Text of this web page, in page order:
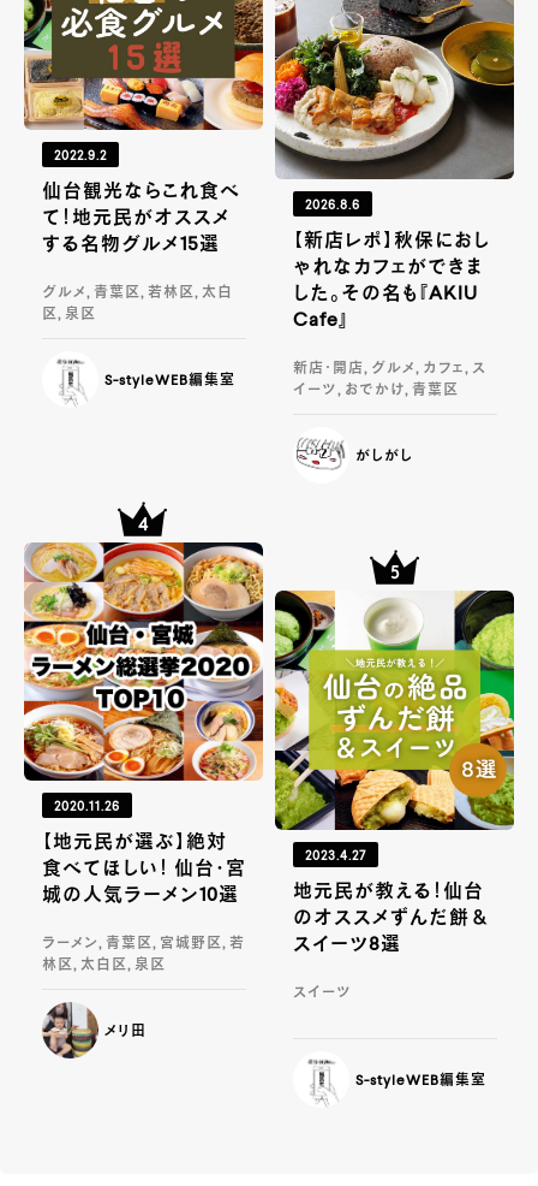
2022.9.2
仙台観光ならこれ食べ
て！地元民がオススメ
する名物グルメ15選
グルメ, 青葉区, 若林区, 太白
区, 泉区
S-styleWEB編集室
2026.8.6
【新店レポ】秋保におし
ゃれなカフェができま
した。その名も『AKIU
Cafe』
新店・開店, グルメ, カフェ, ス
イーツ, おでかけ, 青葉区
がしがし
2020.11.26
【地元民が選ぶ】絶対
食べてほしい！ 仙台・宮
城の人気ラーメン10選
ラーメン, 青葉区, 宮城野区, 若
林区, 太白区, 泉区
メリ田
2023.4.27
地元民が教える！仙台
のオススメずんだ餅＆
スイーツ8選
スイーツ
S-styleWEB編集室